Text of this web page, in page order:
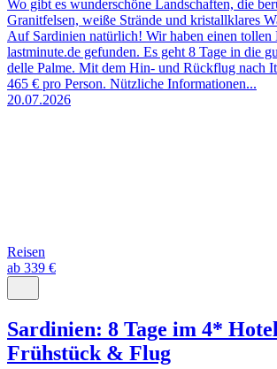
Wo gibt es wunderschöne Landschaften, die
Granitfelsen, weiße Strände und kristallklares
Auf Sardinien natürlich! Wir haben einen tollen
lastminute.de gefunden. Es geht 8 Tage in die
delle Palme. Mit dem Hin- und Rückflug nach
465 € pro Person. Nützliche Informationen...
20.07.2026
Reisen
ab 339 €
Sardinien: 8 Tage im 4*
Frühstück & Flug